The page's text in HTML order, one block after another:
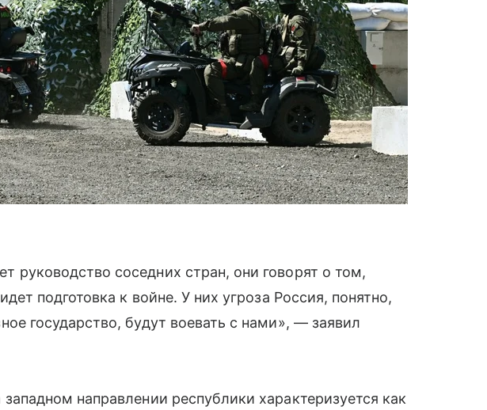
руководство соседних стран, они говорят о том,
подготовка к войне. У них угроза Россия, понятно,
государство, будут воевать с нами», — заявил
направлении республики характеризуется как